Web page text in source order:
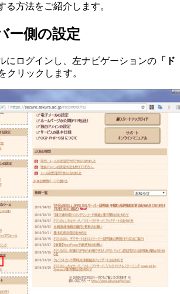
る方法をご紹介します。
ー側の設定
にログインし、左ナビゲーションの 「ド
クリックします。